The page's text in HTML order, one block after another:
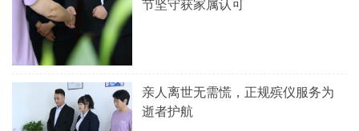
节坚守获家属认可
亲人离世无需慌，正规殡仪服务为
逝者护航